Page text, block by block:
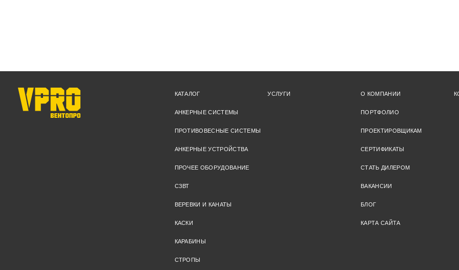
КАТАЛОГ
АНКЕРНЫЕ СИСТЕМЫ
ПРОТИВОВЕСНЫЕ СИСТЕМЫ
АНКЕРНЫЕ УСТРОЙСТВА
ПРОЧЕЕ ОБОРУДОВАНИЕ
СЗВТ
ВЕРЕВКИ И КАНАТЫ
КАСКИ
КАРАБИНЫ
СТРОПЫ
УСЛУГИ О КОМПАНИИ
ПОРТФОЛИО
ПРОЕКТИРОВЩИКАМ
СЕРТИФИКАТЫ
СТАТЬ ДИЛЕРОМ
ВАКАНСИИ
БЛОГ
КАРТА САЙТА